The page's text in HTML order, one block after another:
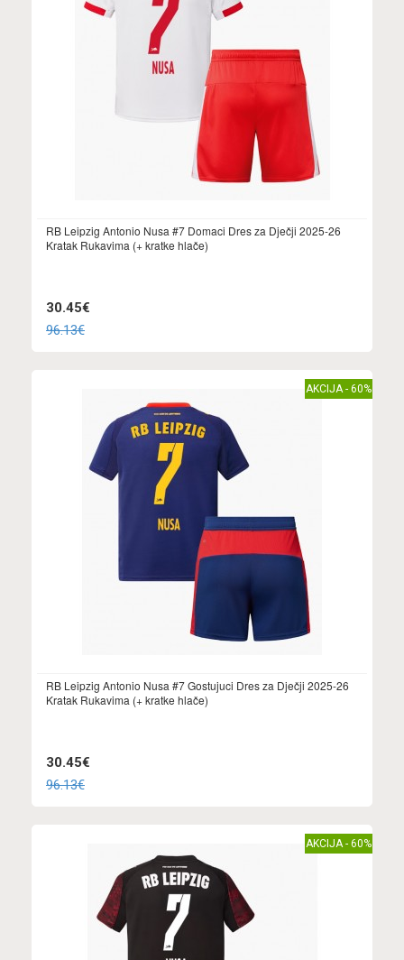
RB Leipzig Antonio Nusa #7 Domaci Dres za Dječji 2025-26
Kratak Rukavima (+ kratke hlače)
30.45€
96.13€
AKCIJA - 60%
RB Leipzig Antonio Nusa #7 Gostujuci Dres za Dječji 2025-26
Kratak Rukavima (+ kratke hlače)
30.45€
96.13€
AKCIJA - 60%